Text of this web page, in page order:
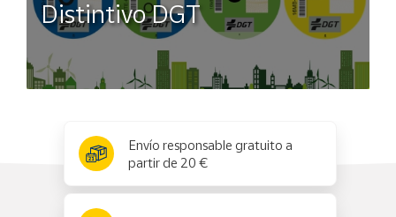
Distintivo DGT
Envío responsable gratuito a
partir de 20 €